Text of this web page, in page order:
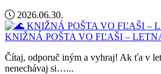
2026.06.30.
KNIŽNÁ POŠTA VO FĽAŠI –
Čítaj, odporuč iným a vyhraj! Ak ťa v
nenechávaj si…...